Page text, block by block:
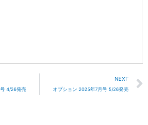
4/26発売
NEXT
オプション 2025年7月号 5/26発売